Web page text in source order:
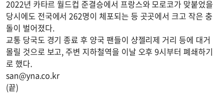
2022년 카타르 월드컵 준결승에서 프랑스와 모로코가 맞붙었을
당시에도 전국에서 262명이 체포되는 등 곳곳에서 크고 작은 충
돌이 벌어졌다.
교통 당국도 경기 종료 후 양국 팬들이 샹젤리제 거리 등에 대거
몰릴 것으로 보고, 주변 지하철역을 이날 오후 9시부터 폐쇄하기
로 했다.
san@yna.co.kr
(끝)